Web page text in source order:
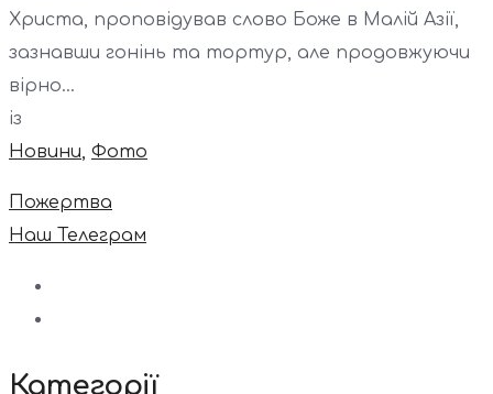
Христа, проповідував слово Боже в Малій Азії,
зазнавши гонінь та тортур, але продовжуючи
вірно...
із
Новини, Фото
Пожертва
Наш Телеграм
Категорії